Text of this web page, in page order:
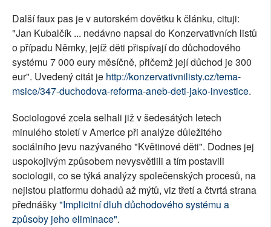
Další faux pas je v autorském dovětku k článku, cituji:
"Jan Kubalčík ... nedávno napsal do Konzervativních listů
o případu Němky, jejíž děti přispívají do důchodového
systému 7 000 eury měsíčně, přičemž její důchod je 300
eur". Uvedený citát je http://konzervativnilisty.cz/tema-
msice/347-duchodova-reforma-aneb-deti-jako-investice.
Sociologové zcela selhali již v šedesátých letech
minulého století v Americe při analýze důležitého
sociálního jevu nazývaného "Květinové děti". Dodnes jej
uspokojivým způsobem nevysvětlili a tím postavili
sociologii, co se týká analýzy společenských procesů, na
nejistou platformu dohadů až mýtů, viz třetí a čtvrtá strana
přednášky"Implicitní dluh důchodového systému a
způsoby jeho eliminace".